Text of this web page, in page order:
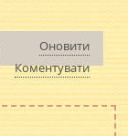
Оновити
Коментувати